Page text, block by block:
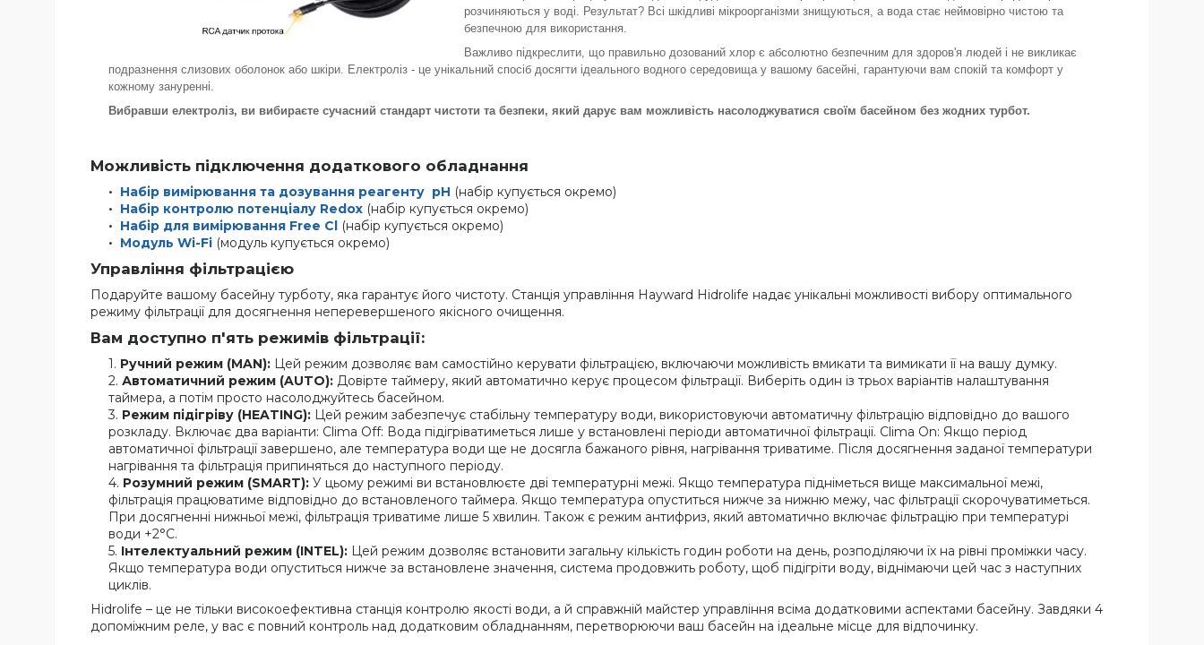
розчиняються у воді. Результат? Всі шкідливі мікроорганізми знищуються, а вода стає неймовірно чистою та
безпечною для використання.
Важливо підкреслити, що правильно дозований хлор є абсолютно безпечним для здоров'я людей і не викликає
подразнення слизових оболонок або шкіри. Електроліз - це унікальний спосіб досягти ідеального водного середовища у вашому басейні, гарантуючи вам спокій та комфорт у
кожному зануренні.
Вибравши електроліз, ви вибираєте сучасний стандарт чистоти та безпеки, який дарує вам можливість насолоджуватися своїм басейном без жодних турбот.
Можливість підключення додаткового обладнання
Набір вимірювання та дозування реагенту pH (набір купується окремо)
Набір контролю потенціалу Redox (набір купується окремо)
Набір для вимірювання Free Cl (набір купується окремо)
Модуль Wi-Fi (модуль купується окремо)
Управління фільтрацією
Подаруйте вашому басейну турботу, яка гарантує його чистоту. Станція управління Hayward Hidrolife надає унікальні можливості вибору оптимального
режиму фільтрації для досягнення неперевершеного якісного очищення.
Вам доступно п'ять режимів фільтрації:
Ручний режим (MAN): Цей режим дозволяє вам самостійно керувати фільтрацією, включаючи можливість вмикати та вимикати її на вашу думку.
Автоматичний режим (AUTO): Довірте таймеру, який автоматично керує процесом фільтрації. Виберіть один із трьох варіантів налаштування
таймера, а потім просто насолоджуйтесь басейном.
Режим підігріву (HEATING): Цей режим забезпечує стабільну температуру води, використовуючи автоматичну фільтрацію відповідно до вашого
розкладу. Включає два варіанти: Clima Off: Вода підігріватиметься лише у встановлені періоди автоматичної фільтрації. Clima On: Якщо період
автоматичної фільтрації завершено, але температура води ще не досягла бажаного рівня, нагрівання триватиме. Після досягнення заданої температури
нагрівання та фільтрація припиняться до наступного періоду.
Розумний режим (SMART): У цьому режимі ви встановлюєте дві температурні межі. Якщо температура підніметься вище максимальної межі,
фільтрація працюватиме відповідно до встановленого таймера. Якщо температура опуститься нижче за нижню межу, час фільтрації скорочуватиметься.
При досягненні нижньої межі, фільтрація триватиме лише 5 хвилин. Також є режим антифриз, який автоматично включає фільтрацію при температурі
води +2°C.
Інтелектуальний режим (INTEL): Цей режим дозволяє встановити загальну кількість годин роботи на день, розподіляючи їх на рівні проміжки часу.
Якщо температура води опуститься нижче за встановлене значення, система продовжить роботу, щоб підігріти воду, віднімаючи цей час з наступних
циклів.
Hidrolife – це не тільки високоефективна станція контролю якості води, а й справжній майстер управління всіма додатковими аспектами басейну. Завдяки 4
допоміжним реле, у вас є повний контроль над додатковим обладнанням, перетворюючи ваш басейн на ідеальне місце для відпочинку.